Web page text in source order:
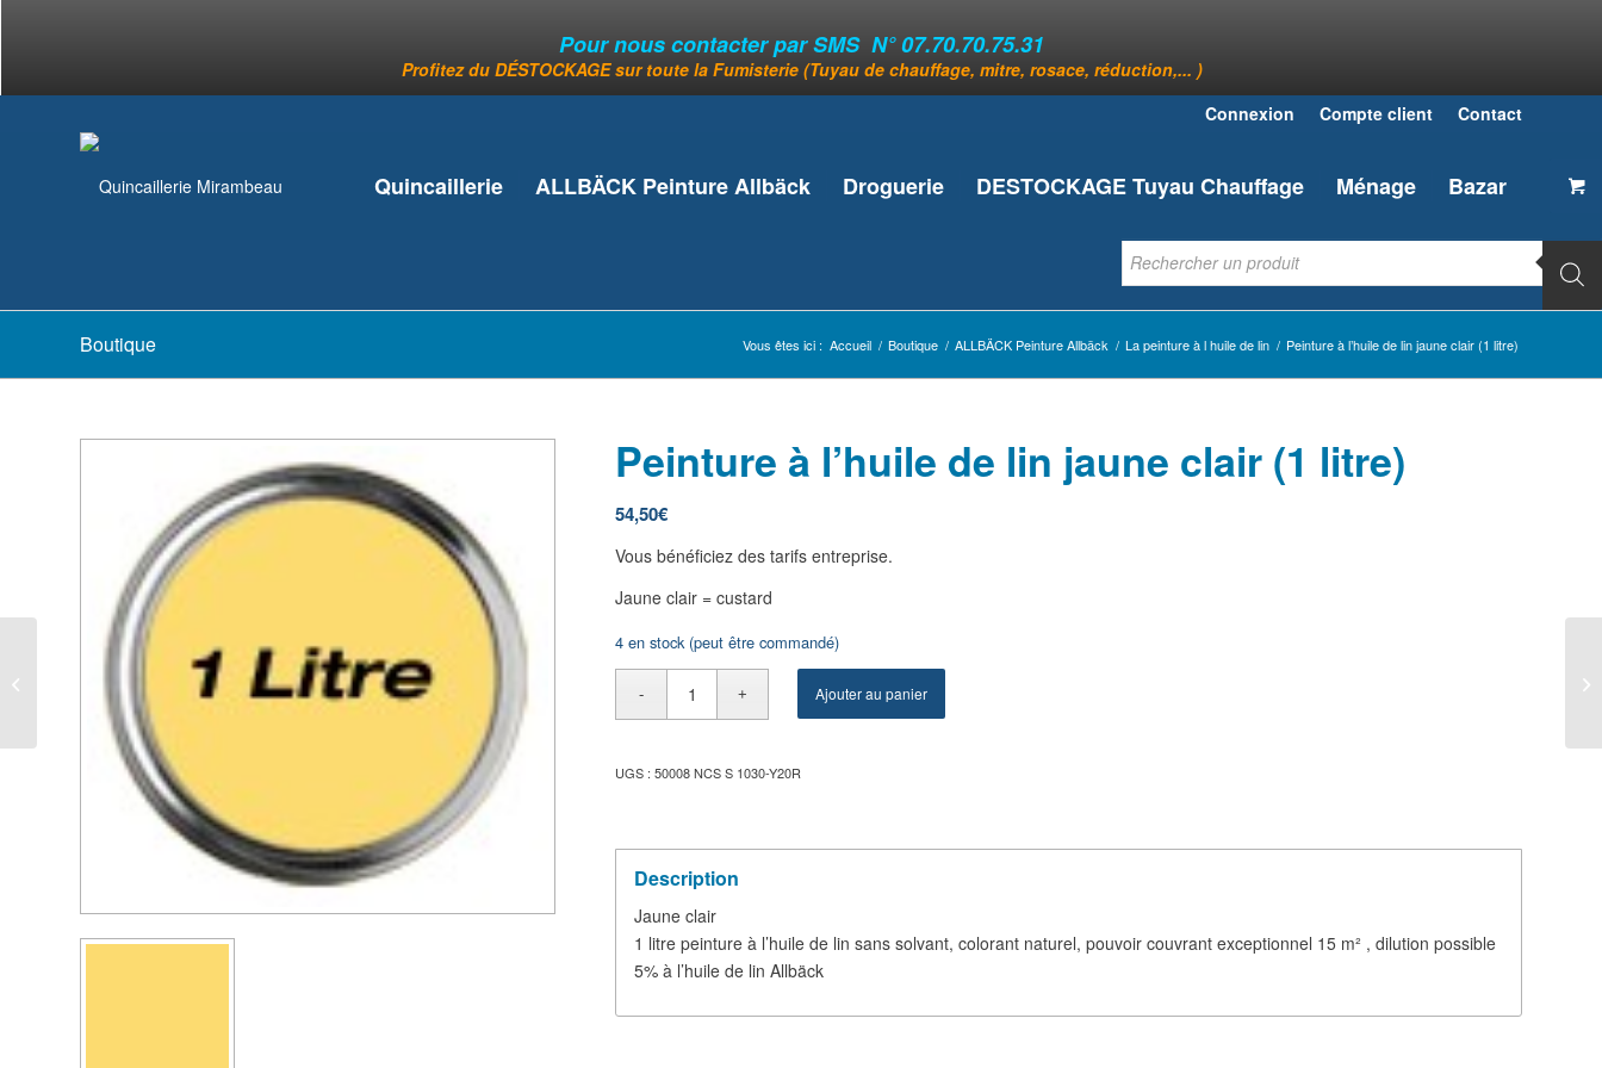
Pour nous contacter par SMS N° 07.70.70.75.31
Profitez du DÉSTOCKAGE sur toute la Fumisterie (Tuyau de chauffage, mitre, rosace, réduction,... )
Connexion
Compte client Contact
Quincaillerie ALLBÄCK Peinture Allbäck Droguerie DESTOCKAGE Tuyau Chauffage Ménage Bazar
Boutique Vous êtes ici : Accueil / Boutique / ALLBÄCK Peinture Allbäck / La peinture à l huile de lin / Peinture à l’huile de lin jaune clair (1 litre)
Peinture à l’huile de lin jaune clair (1 litre)
54,50€
Vous bénéficiez des tarifs entreprise.
Jaune clair = custard
4 en stock (peut être commandé)
Ajouter au panier
UGS :50008 NCS S 1030-Y20R
Description
Jaune clair
1 litre peinture à l’huile de lin sans solvant, colorant naturel, pouvoir couvrant exceptionnel 15 m² , dilution possible
5% à l’huile de lin Allbäck
Peinture à l’huile de lin
terre (0,2 litre)